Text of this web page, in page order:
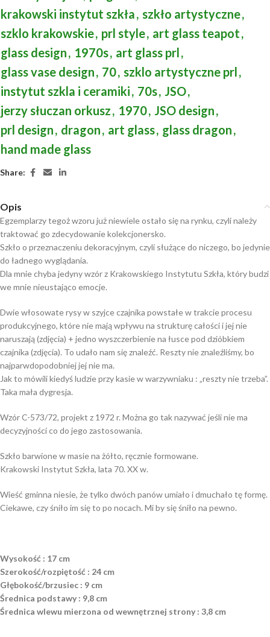
krakowski instytut szkła, szkło artystyczne,
szklo krakowskie, prl style, art glass teapot,
glass design, 1970s, art glass prl,
glass vase design, 70, szklo artystyczne prl,
instytut szkla i ceramiki, 70s, JSO,
jerzy słuczan orkusz, 1970, JSO design,
prl design, dragon, art glass, glass dragon,
hand made glass
Share:
Opis
Egzemplarzy tegoż wzoru już niewiele ostało się na rynku, czyli należy
traktować go zdecydowanie kolekcjonersko.
Szkło o przeznaczeniu dekoracyjnym, czyli służące do niczego, bo jedynie
do ładnego wyglądania.
Dla mnie chyba jedyny wzór z Krakowskiego Instytutu Szkła, który budzi
we mnie nieustająco emocje.
Dwie włosowate rysy w szyjce czajnika powstałe w trakcie procesu
produkcyjnego, które nie mają wpływu na strukturę całości i jej nie
naruszają (zdjęcia) + jedno wyszczerbienie na łusce pod dzióbkiem
czajnika (zdjęcia). To udało nam się znaleźć. Reszty nie znaleźliśmy, bo
najparwdopodobniej jej nie ma.
Jak to mówili kiedyś ludzie przy kasie w warzywniaku : „reszty nie trzeba”.
Taka mała dygresja.
Wzór C-573/72, projekt z 1972 r. Można go tak nazywać jeśli nie ma
decyzyjności co do jego zastosowania.
Szkło barwione w masie na żółto, ręcznie formowane.
Krakowski Instytut Szkła, lata 70. XX w.
Wieść gminna niesie, że tylko dwóch panów umiało i dmuchało tę formę.
Ciekawe, czy śniło im się to po nocach. Mi by się śniło na pewno.
Wysokość : 17 cm
Szerokość/rozpiętość : 24 cm
Głębokość/brzusiec : 9 cm
Średnica podstawy : 9,8 cm
Średnica wlewu mierzona od wewnętrznej strony : 3,8 cm